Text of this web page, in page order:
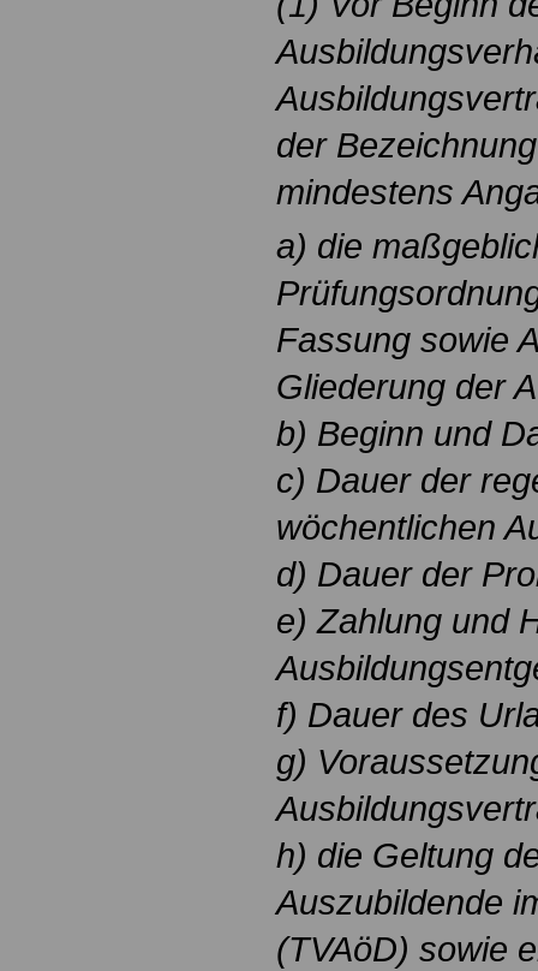
der
mindestens
a) die
Fassung sowie
Gliederung der
b) Beginn und
c) Dauer der
wöchentlichen
d) Dauer der
e) Zahlung und
f) Dauer des
g)
h) die Geltung
Auszubildende
(TVAöD) sowie